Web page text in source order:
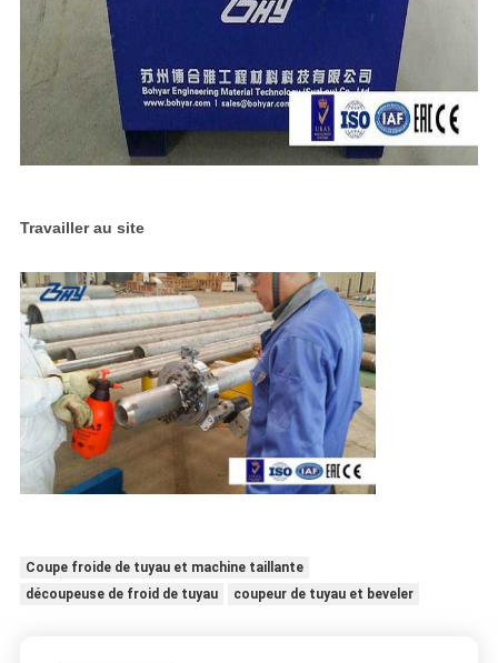
Travailler au site
Coupe froide de tuyau et machine taillante
découpeuse de froid de tuyau
coupeur de tuyau et beveler